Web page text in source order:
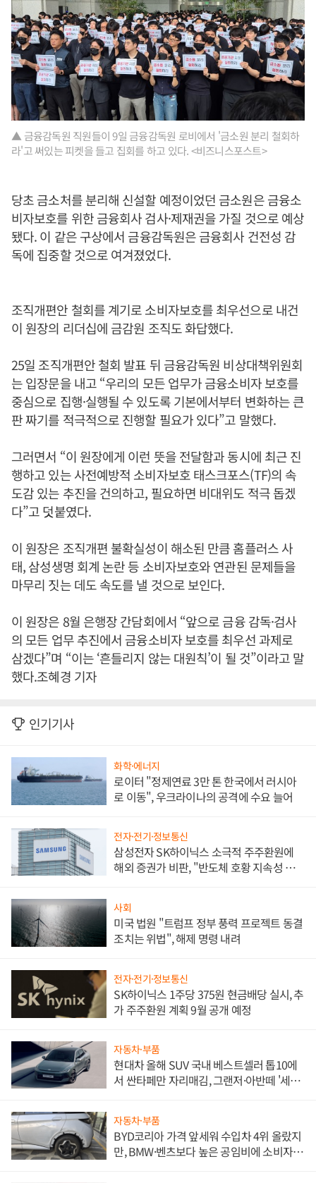
▲ 금융감독원 직원들이 9일 금융감독원 로비에서 '금소원 분리 철회하
라'고 써있는 피켓을 들고 집회를 하고 있다. <비즈니스포스트>
당초 금소처를 분리해 신설할 예정이었던 금소원은 금융소
비자보호를 위한 금융회사 검사·제재권을 가질 것으로 예상
됐다. 이 같은 구상에서 금융감독원은 금융회사 건전성 감
독에 집중할 것으로 여겨졌었다.
조직개편안 철회를 계기로 소비자보호를 최우선으로 내건
이 원장의 리더십에 금감원 조직도 화답했다.
25일 조직개편안 철회 발표 뒤 금융감독원 비상대책위원회
는 입장문을 내고 “우리의 모든 업무가 금융소비자 보호를
중심으로 집행·실행될 수 있도록 기본에서부터 변화하는 큰
판 짜기를 적극적으로 진행할 필요가 있다”고 말했다.
그러면서 “이 원장에게 이런 뜻을 전달함과 동시에 최근 진
행하고 있는 사전예방적 소비자보호 태스크포스(TF)의 속
도감 있는 추진을 건의하고, 필요하면 비대위도 적극 돕겠
다”고 덧붙였다.
이 원장은 조직개편 불확실성이 해소된 만큼 홈플러스 사
태, 삼성생명 회계 논란 등 소비자보호와 연관된 문제들을
마무리 짓는 데도 속도를 낼 것으로 보인다.
이 원장은 8월 은행장 간담회에서 “앞으로 금융 감독·검사
의 모든 업무 추진에서 금융소비자 보호를 최우선 과제로
삼겠다”며 “이는 ‘흔들리지 않는 대원칙’이 될 것”이라고 말
했다.조혜경 기자
인기기사
화학·에너지
로이터 "정제연료 3만 톤 한국에서 러시아
로 이동", 우크라이나의 공격에 수요 늘어
전자·전기·정보통신
삼성전자 SK하이닉스 소극적 주주환원에
해외 증권가 비판, "반도체 호황 지속성 의
사회
미국 법원 "트럼프 정부 풍력 프로젝트 동결
조치는 위법", 해제 명령 내려
전자·전기·정보통신
SK하이닉스 1주당 375원 현금배당 실시, 추
가 주주환원 계획 9월 공개 예정
자동차·부품
현대차 올해 SUV 국내 베스트셀러 톱10에
서 싼타페만 자리매김, 그랜저·아반떼 '세단
자동차·부품
BYD코리아 가격 앞세워 수입차 4위 올랐지
만, BMW·벤츠보다 높은 공임비에 소비자